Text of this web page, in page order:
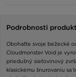
Podrobnosti
Obohaťte svoje bežecké
Cloudmonster Void je
priedušný sieťovinový
klasickému šnurovaniu